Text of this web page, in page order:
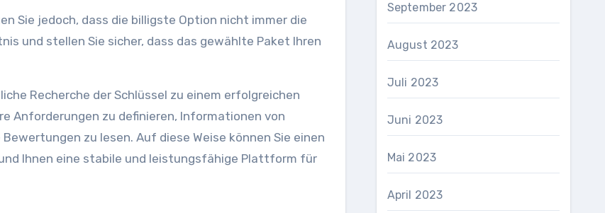
Sie jedoch, dass die billigste Option nicht immer die
und stellen Sie sicher, dass das gewählte Paket Ihren
Recherche der Schlüssel zu einem erfolgreichen
Anforderungen zu definieren, Informationen von
zu lesen. Auf diese Weise können Sie einen
Ihnen eine stabile und leistungsfähige Plattform für
September 2023
August 2023
Juli 2023
Juni 2023
Mai 2023
April 2023